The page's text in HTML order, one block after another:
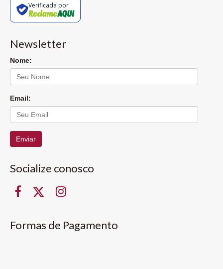
Verificada por
Newsletter
Nome:
Email:
Enviar
Socialize conosco
Formas de Pagamento